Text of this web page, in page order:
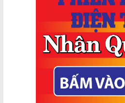
of General of
Secretary and
Socialist
Australia
August 7, 2026
Ban Chấp
Hòa Giải và
Sau Cuộc Bầu
August 8, 2026